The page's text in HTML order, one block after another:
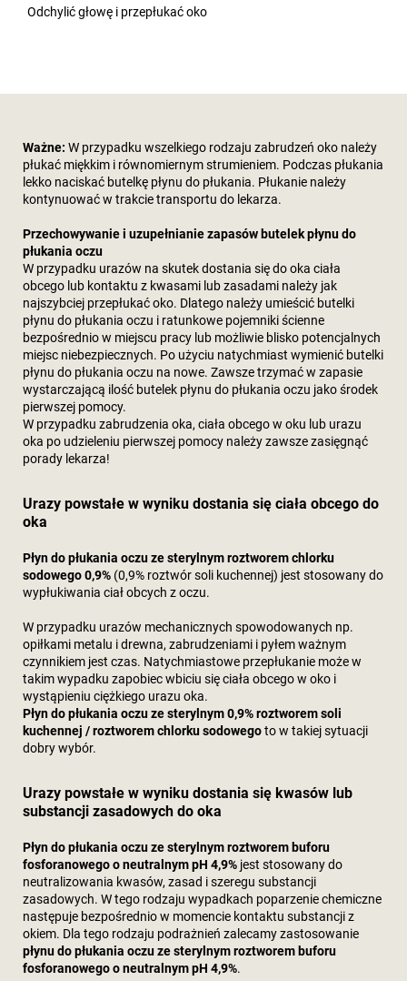
Odchylić głowę i przepłukać oko
Ważne: W przypadku wszelkiego rodzaju zabrudzeń oko należy
płukać miękkim i równomiernym strumieniem. Podczas płukania
lekko naciskać butelkę płynu do płukania. Płukanie należy
kontynuować w trakcie transportu do lekarza.
Przechowywanie i uzupełnianie zapasów butelek płynu do
płukania oczu
W przypadku urazów na skutek dostania się do oka ciała
obcego lub kontaktu z kwasami lub zasadami należy jak
najszybciej przepłukać oko. Dlatego należy umieścić butelki
płynu do płukania oczu i ratunkowe pojemniki ścienne
bezpośrednio w miejscu pracy lub możliwie blisko potencjalnych
miejsc niebezpiecznych. Po użyciu natychmiast wymienić butelki
płynu do płukania oczu na nowe. Zawsze trzymać w zapasie
wystarczającą ilość butelek płynu do płukania oczu jako środek
pierwszej pomocy.
W przypadku zabrudzenia oka, ciała obcego w oku lub urazu
oka po udzieleniu pierwszej pomocy należy zawsze zasięgnąć
porady lekarza!
Urazy powstałe w wyniku dostania się ciała obcego do
oka
Płyn do płukania oczu ze sterylnym roztworem chlorku
sodowego 0,9% (0,9% roztwór soli kuchennej) jest stosowany do
wypłukiwania ciał obcych z oczu.
W przypadku urazów mechanicznych spowodowanych np.
opiłkami metalu i drewna, zabrudzeniami i pyłem ważnym
czynnikiem jest czas. Natychmiastowe przepłukanie może w
takim wypadku zapobiec wbiciu się ciała obcego w oko i
wystąpieniu ciężkiego urazu oka.
Płyn do płukania oczu ze sterylnym 0,9% roztworem soli
kuchennej / roztworem chlorku sodowegoto w takiej sytuacji
dobry wybór.
Urazy powstałe w wyniku dostania się kwasów lub
substancji zasadowych do oka
Płyn do płukania oczu ze sterylnym roztworem buforu
fosforanowego o neutralnym pH 4,9% jest stosowany do
neutralizowania kwasów, zasad i szeregu substancji
zasadowych. W tego rodzaju wypadkach poparzenie chemiczne
następuje bezpośrednio w momencie kontaktu substancji z
okiem. Dla tego rodzaju podrażnień zalecamy zastosowanie
płynu do płukania oczu ze sterylnym roztworem buforu
fosforanowego o neutralnym pH 4,9%.